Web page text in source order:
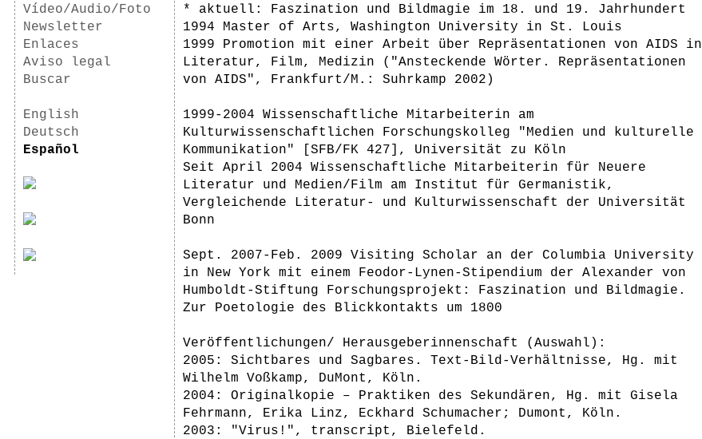
Vídeo/Audio/Foto
Newsletter
Enlaces
Aviso legal
Buscar
English
Deutsch
Español
* aktuell: Faszination und Bildmagie im 18. und 19. Jahrhundert
1994 Master of Arts, Washington University in St. Louis
1999 Promotion mit einer Arbeit über Repräsentationen von AIDS in
Literatur, Film, Medizin ("Ansteckende Wörter. Repräsentationen
von AIDS", Frankfurt/M.: Suhrkamp 2002)
1999-2004 Wissenschaftliche Mitarbeiterin am
Kulturwissenschaftlichen Forschungskolleg "Medien und kulturelle
Kommunikation" [SFB/FK 427], Universität zu Köln
Seit April 2004 Wissenschaftliche Mitarbeiterin für Neuere
Literatur und Medien/Film am Institut für Germanistik,
Vergleichende Literatur- und Kulturwissenschaft der Universität
Bonn
Sept. 2007-Feb. 2009 Visiting Scholar an der Columbia University
in New York mit einem Feodor-Lynen-Stipendium der Alexander von
Humboldt-Stiftung Forschungsprojekt: Faszination und Bildmagie.
Zur Poetologie des Blickkontakts um 1800
Veröffentlichungen/ Herausgeberinnenschaft (Auswahl):
2005: Sichtbares und Sagbares. Text-Bild-Verhältnisse, Hg. mit
Wilhelm Voßkamp, DuMont, Köln.
2004: Originalkopie – Praktiken des Sekundären, Hg. mit Gisela
Fehrmann, Erika Linz, Eckhard Schumacher; Dumont, Köln.
2003: "Virus!", transcript, Bielefeld.